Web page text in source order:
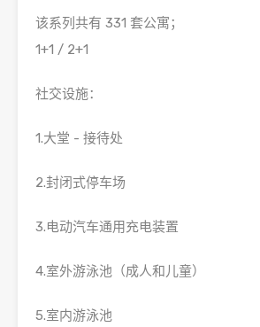
该系列共有 331 套公寓；
1+1 / 2+1
社交设施：
1.大堂 - 接待处
2.封闭式停车场
3.电动汽车通用充电装置
4.室外游泳池（成人和儿童）
5.室内游泳池